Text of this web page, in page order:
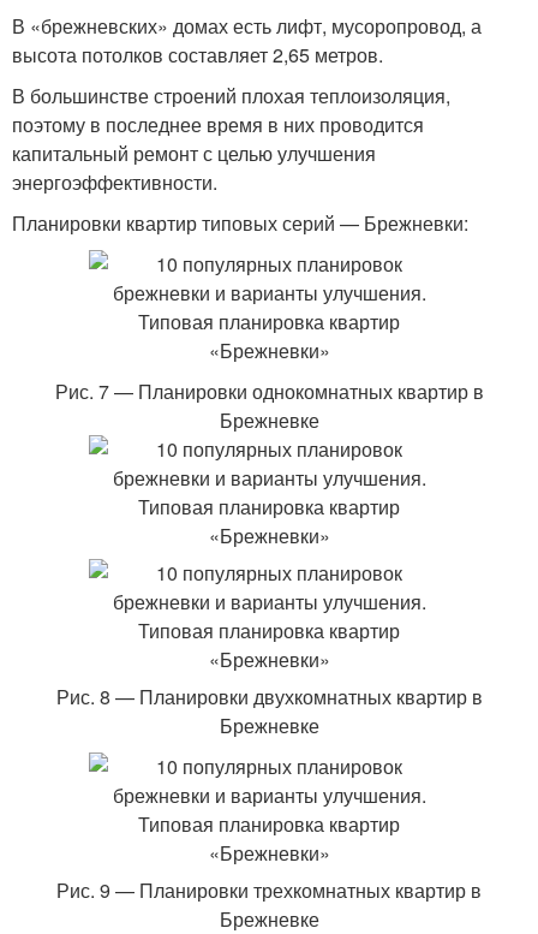
В «брежневских» домах есть лифт, мусоропровод, а
высота потолков составляет 2,65 метров.
В большинстве строений плохая теплоизоляция,
поэтому в последнее время в них проводится
капитальный ремонт с целью улучшения
энергоэффективности.
Планировки квартир типовых серий — Брежневки:
Рис. 7 — Планировки однокомнатных квартир в
Брежневке
Рис. 8 — Планировки двухкомнатных квартир в
Брежневке
Рис. 9 — Планировки трехкомнатных квартир в
Брежневке